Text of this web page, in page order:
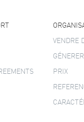
VENDRE
PRIX